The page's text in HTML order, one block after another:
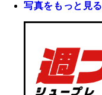
写真をもっと見る